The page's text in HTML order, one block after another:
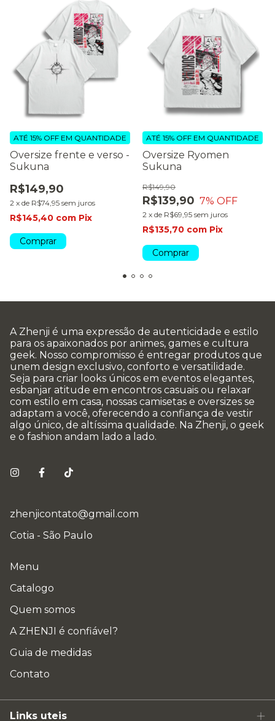
Oversize frente e verso -
Sukuna
R$149,90
2 x de R$74,95 sem juros
ATÉ 15% OFF EM QUANTIDADE
R$145,40 com Pix
Comprar
Oversize Ryomen
Sukuna
R$139,90
R$149,90
7% OFF
2 x de R$69,95 sem juros
ATÉ 15% OFF EM QUANTIDADE
R$135,70 com Pix
Comprar
A Zhenji é uma expressão de autenticidade e estilo
para os apaixonados por animes, games e cultura
geek. Nosso compromisso é entregar produtos que
unem design exclusivo, conforto e versatilidade.
Seja para criar looks únicos em eventos elegantes,
esbanjar atitude em encontros casuais ou relaxar
com estilo em casa, nossas camisetas e oversizes se
adaptam a você, oferecendo a confiança de vestir
algo único, de altíssima qualidade. Na Zhenji, o geek
e o fashion andam lado a lado.
zhenjicontato@gmail.com
Cotia - São Paulo
Menu
Catalogo
Quem somos
A ZHENJI é confiável?
Guia de medidas
Contato
Links uteis